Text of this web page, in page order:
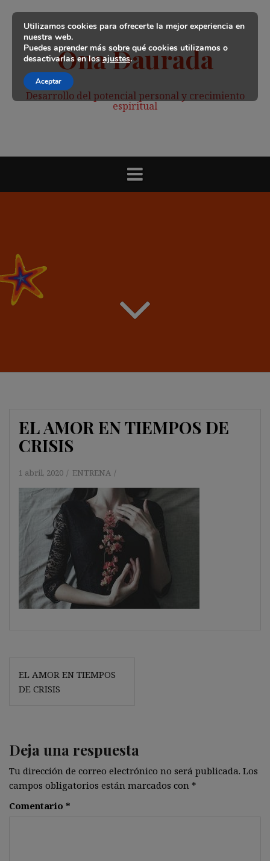
contenido
Ona Daurada
Desarrollo del potencial personal y crecimiento
espiritual
EL AMOR EN TIEMPOS DE
CRISIS
1 abril, 2020 ENTRENA
Navegación
de
EL AMOR EN TIEMPOS
DE CRISIS
Deja una respuesta
Tu dirección de correo electrónico no será publicada. Los
campos obligatorios están marcados con *
Comentario *
Utilizamos cookies para ofrecerte la mejor experiencia en
nuestra web.
Puedes aprender más sobre qué cookies utilizamos o
desactivarlas en losajustes.
Aceptar